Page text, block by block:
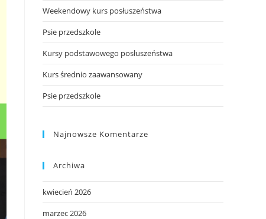
Weekendowy kurs posłuszeństwa
Psie przedszkole
Kursy podstawowego posłuszeństwa
Kurs średnio zaawansowany
Psie przedszkole
Najnowsze Komentarze
Archiwa
kwiecień 2026
marzec 2026